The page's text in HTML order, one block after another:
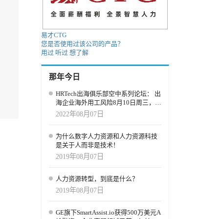
易才CTG
您是否使用过该公司的产品？
用过 听过 想了解
那年今日
HRTech出海俱乐部空中系列论坛： 出
海企业海外用工风险8月10日周三，火
热报名中
2022年08月07日
为什么数字人力资源和人力资源科技
是关于人而非是技术！
2019年08月07日
人力资源转型，到底是什么？
2019年08月07日
GE旗下SmartAssist.io获得500万美元A